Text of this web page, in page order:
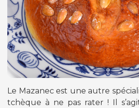
Le Mazanec est une autre
tchèque à ne pas rater ! Il